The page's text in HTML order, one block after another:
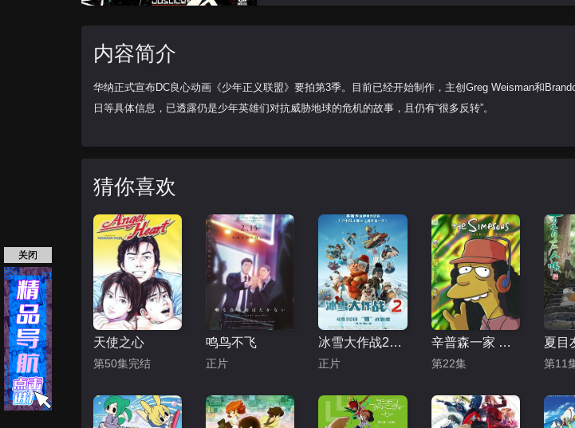
内容简介
华纳正式宣布DC良心动画《少年正义联盟》要拍第3季。目前已经开始制作，主创Greg Weisman和
日等具体信息，已透露仍是少年英雄们对抗威胁地球的危机的故事，且仍有“很多反转”。
猜你喜欢
天使之心
第50集完结
鸣鸟不飞
正片
冰雪大作战2（原声版）
正片
辛普森一家 第十五季
第22集 第11
关闭